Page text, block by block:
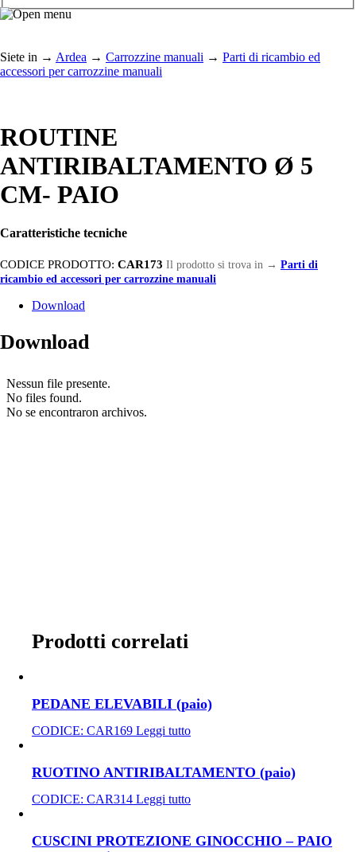
Siete in → Ardea → Carrozzine manuali → Parti di ricambio ed
accessori per carrozzine manuali
ROUTINE
ANTIRIBALTAMENTO Ø 5
CM- PAIO
Caratteristiche tecniche
CODICE PRODOTTO: CAR173 Il prodotto si trova in → Parti di
ricambio ed accessori per carrozzine manuali
Download
Download
Prodotti correlati
PEDANE ELEVABILI (paio)
CODICE: CAR169 Leggi tutto
RUOTINO ANTIRIBALTAMENTO (paio)
CODICE: CAR314 Leggi tutto
CUSCINI PROTEZIONE GINOCCHIO – PAIO